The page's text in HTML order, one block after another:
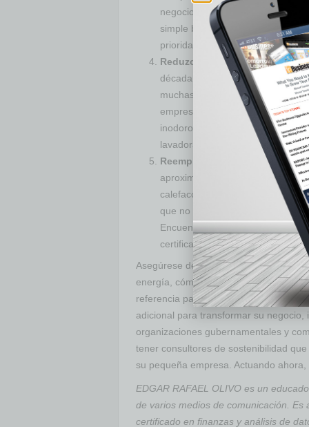
negocios ecológicos; hoy en día
simple búsqueda en Internet.
prioridad en el nuevo año.
Reduzca su consumo de agua.
década ha sido una de las más
muchas ciudades han
empresas y los hogares. Repare
inodoros de bajo flujo, cambie a
lavadora a presión de alta
Reemplace su vieja tecnología
aproximadamente el 40 por
calefacción, refrigeración y uso
que no esté usando y considere
Encuentre electrodomésticos y
certificados comoEnergyStar.
Asegúrese de elaborar su plan de
energía, cómo impacta sus ganancias
referencia para su equipo y deje que
adicional para transformar su
organizaciones gubernamentales y
tener consultores de sostenibilidad
su pequeña empresa. Actuando
EDGAR RAFAEL OLIVO es un
de varios medios de comunicación.
certificado en finanzas y análisis de